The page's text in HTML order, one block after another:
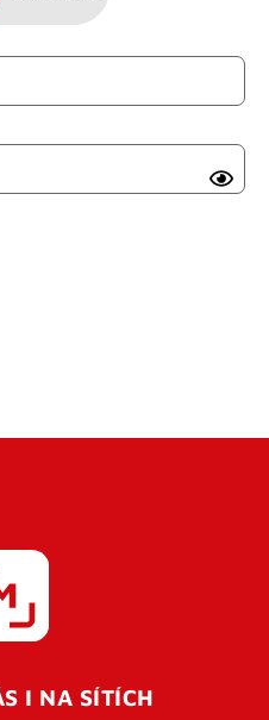
I NA SÍTÍCH